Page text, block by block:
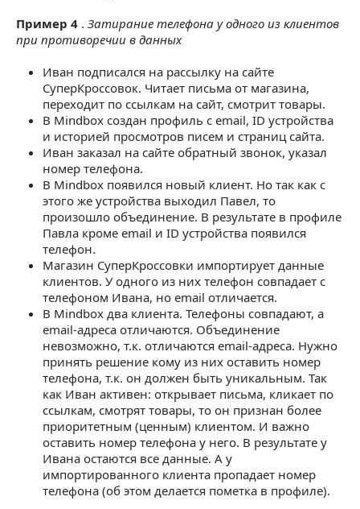
Пример 4 . Затирание телефона у одного из клиентов
при противоречии в данных
Иван подписался на рассылку на сайте
СуперКроссовок. Читает письма от магазина,
переходит по ссылкам на сайт, смотрит товары.
В Mindbox создан профиль с email, ID устройства
и историей просмотров писем и страниц сайта.
Иван заказал на сайте обратный звонок, указал
номер телефона.
В Mindbox появился новый клиент. Но так как с
этого же устройства выходил Павел, то
произошло объединение. В результате в профиле
Павла кроме email и ID устройства появился
телефон.
Магазин СуперКроссовки импортирует данные
клиентов. У одного из них телефон совпадает с
телефоном Ивана, но email отличается.
В Mindbox два клиента. Телефоны совпадают, а
email-адреса отличаются. Объединение
невозможно, т.к. отличаются email-адреса. Нужно
принять решение кому из них оставить номер
телефона, т.к. он должен быть уникальным. Так
как Иван активен: открывает письма, кликает по
ссылкам, смотрят товары, то он признан более
приоритетным (ценным) клиентом. И важно
оставить номер телефона у него. В результате у
Ивана остаются все данные. А у
импортированного клиента пропадает номер
телефона (об этом делается пометка в профиле).